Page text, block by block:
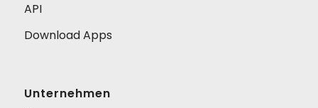
API
Download Apps
Unternehmen